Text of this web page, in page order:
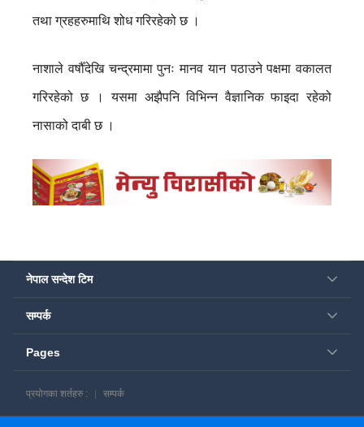
तथा ग्रहहरुमाथि शोध गरिरहेको छ ।
नाशाले वर्षौँदेखि चन्द्रमामा पुनः मानव यान पठाउने पक्षमा वकालत
गरिरहेको छ । यसमा अझैपनि विभिन्न वैज्ञानिक फाइदा रहेको
नासाको दाबी छ ।
नेपाल सन्देश टिम
सम्पर्क
Pages
प्रयोगका शर्तहरु : सम्पर्क